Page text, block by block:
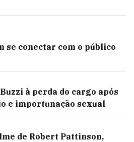
se conectar com o público
à perda do cargo após
e importunação sexual
de Robert Pattinson,